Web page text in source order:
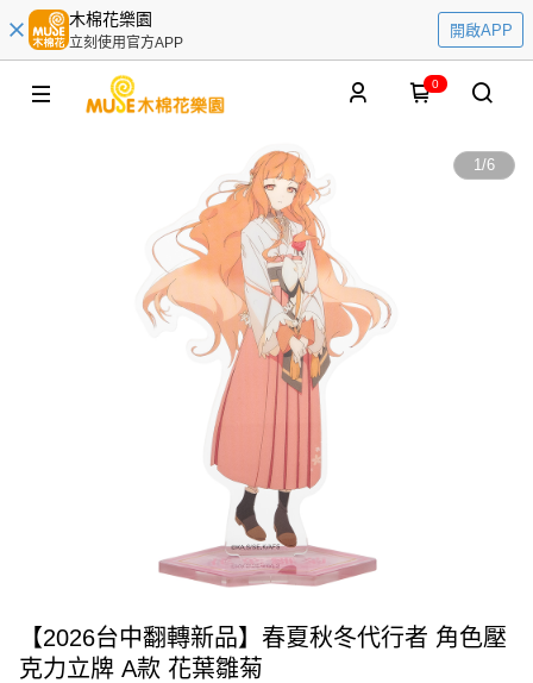
木棉花樂園
立刻使用官方APP
開啟APP
0
1/6
【2026台中翻轉新品】春夏秋冬代行者 角色壓
克力立牌 A款 花葉雛菊